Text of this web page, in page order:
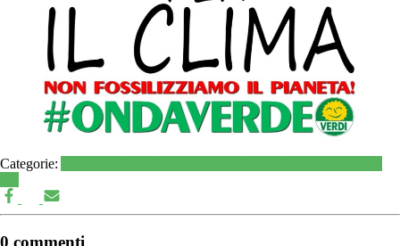
Categorie:
0 commenti